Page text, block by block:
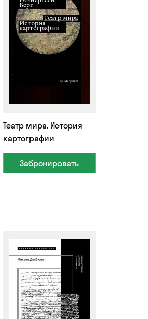
Театр мира. История
картографии
Забронировать